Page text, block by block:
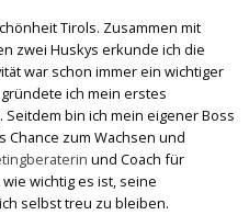
Tirols. Zusammen mit
zwei Huskys erkunde ich die
war schon immer ein wichtiger
ich mein erstes
bin ich mein eigener Boss
zum Wachsen und
und Coach für
wichtig es ist, seine
selbst treu zu bleiben.